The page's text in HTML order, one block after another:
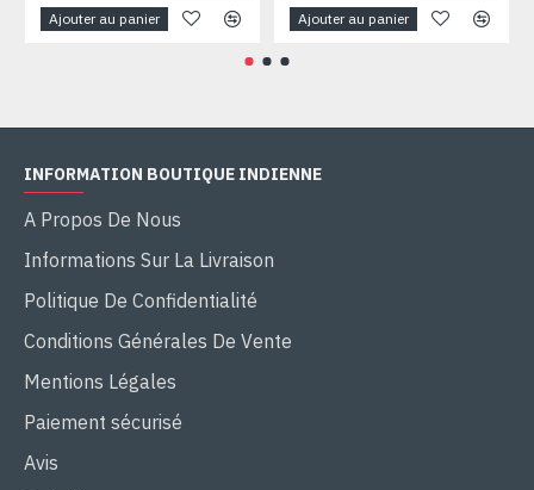
Ajouter au panier Ajouter au panier
INFORMATION BOUTIQUE INDIENNE
A Propos De Nous
Informations Sur La Livraison
Politique De Confidentialité
Conditions Générales De Vente
Mentions Légales
Paiement sécurisé
Avis